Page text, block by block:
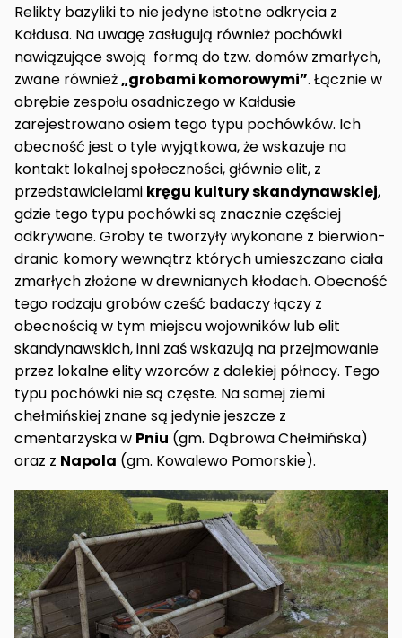
Relikty bazyliki to nie jedyne istotne odkrycia z
Kałdusa. Na uwagę zasługują również pochówki
nawiązujące swoją formą do tzw. domów zmarłych,
zwane również„grobami komorowymi”. Łącznie w
obrębie zespołu osadniczego w Kałdusie
zarejestrowano osiem tego typu pochówków. Ich
obecność jest o tyle wyjątkowa, że wskazuje na
kontakt lokalnej społeczności, głównie elit, z
przedstawicielami kręgu kultury skandynawskiej,
gdzie tego typu pochówki są znacznie częściej
odkrywane. Groby te tworzyły wykonane z bierwion-
dranic komory wewnątrz których umieszczano ciała
zmarłych złożone w drewnianych kłodach. Obecność
tego rodzaju grobów cześć badaczy łączy z
obecnością w tym miejscu wojowników lub elit
skandynawskich, inni zaś wskazują na przejmowanie
przez lokalne elity wzorców z dalekiej północy. Tego
typu pochówki nie są częste. Na samej ziemi
chełmińskiej znane są jedynie jeszcze z
cmentarzyska w Pniu (gm. Dąbrowa Chełmińska)
oraz z Napola (gm. Kowalewo Pomorskie).